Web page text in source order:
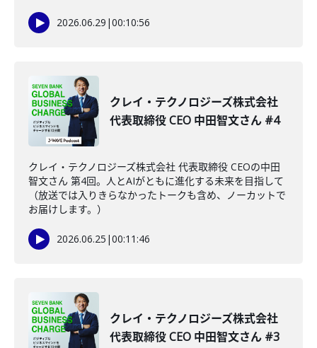
2026.06.29 |00:10:56
クレイ・テクノロジーズ株式会社
代表取締役 CEO 中田智文さん #4
クレイ・テクノロジーズ株式会社 代表取締役 CEOの中田
智文さん 第4回。人とAIがともに進化する未来を目指して
（放送では入りきらなかったトークも含め、ノーカットで
お届けします。）
2026.06.25 |00:11:46
クレイ・テクノロジーズ株式会社
代表取締役 CEO 中田智文さん #3